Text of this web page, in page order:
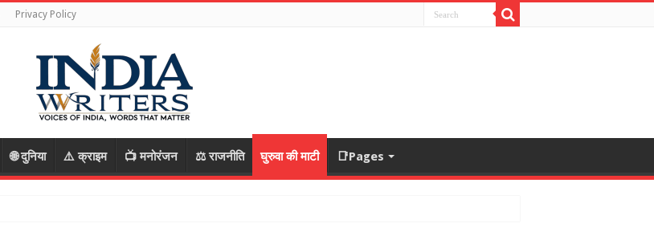
Privacy Policy
🌐 दुनिया ⚠️ क्राइम 📺 मनोरंजन ⚖️ राजनीति घुरुवा की माटी 📑Pages